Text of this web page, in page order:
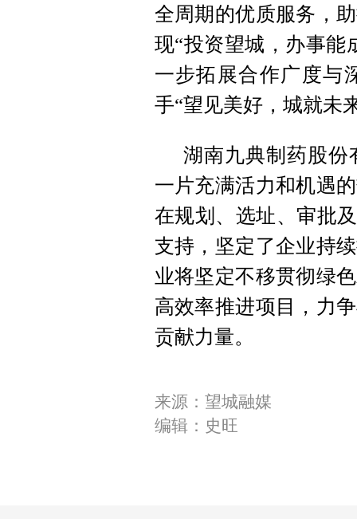
全周期的优质服务，
现“投资望城，办事能
一步拓展合作广度与
手“望见美好，城就未
湖南九典制药股份
一片充满活力和机遇
在规划、选址、审批
支持，坚定了企业持
业将坚定不移贯彻绿
高效率推进项目，力
贡献力量。
来源：望城融媒
编辑：史旺